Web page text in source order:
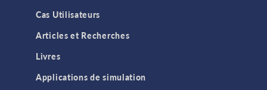
Cas Utilisateurs
Articles et Recherches
Livres
Applications de simulation